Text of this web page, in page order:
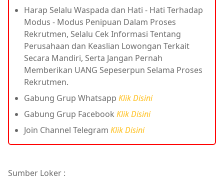
Harap Selalu Waspada dan Hati - Hati Terhadap
Modus - Modus Penipuan Dalam Proses
Rekrutmen, Selalu Cek Informasi Tentang
Perusahaan dan Keaslian Lowongan Terkait
Secara Mandiri, Serta Jangan Pernah
Memberikan UANG Sepeserpun Selama Proses
Rekrutmen.
Gabung Grup Whatsapp Klik Disini
Gabung Grup Facebook Klik Disini
Join Channel Telegram Klik Disini
Sumber Loker :